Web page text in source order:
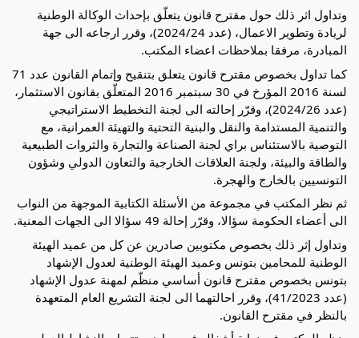
وتداول اثر ذلك حول مقترح قانون يتعلّق بإحداث الوكالة الوطنية
لريادة وتطوير الاعمال، (عدد 2024/24)، وقرر ارجاعه الى جهة
المبادرة، مرفقا بملاحظات اعضاء المكتب.
كما تداول بخصوص مقترح قانون يتعلق بتنقيح وإتمام القانون عدد 71
لسنة 2016 المؤرخ في 30 سبتمبر 2016 المتعلّق بقانون الاستثمار،
(عدد 2024/26)، وقرّر إحالته الى لجنة التخطيط الاستراتيجي
والتنمية المستدامة والنقل والبنية التحتية والتهيئة العمرانية، مع
التوصية بالاستئناس براي لجنة الصناعة والتجارة والثروات الطبيعية
والطاقة والبيئة، ولجنة العلاقات الخارجية والتعاون الدولي وشؤون
التونسيين بالخارج والهجرة.
ثم نظر المكتب في مجموعة من الأسئلة الكتابية الموجهة من النواب
الى أعضاء الحكومة سؤالا، وقرّر إحالة 49 سؤالا الى الجهات المعنية.
وتداول إثر ذلك بخصوص مكتوبين صادرين عن كل من عميد الهيئة
الوطنية للمحامين بتونس وعميد الهيئة الوطنية لعدول الإشهاد
بتونس بخصوص مقترح قانون أساسي منظّم لمهنة عدول الإشهاد
(عدد 41/2023)، وقرر احالتهما الى لجنة التشريع العام المتعهدة
بالنظر في مقترح القانون.